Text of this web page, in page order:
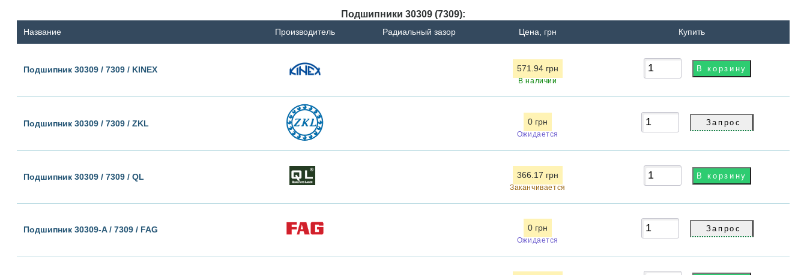
Подшипники 30309 (7309):
Название Производитель Радиальный зазор Цена, грн Купить
Подшипник 30309 / 7309 / KINEX 571.94 грн
В наличии
Подшипник 30309 / 7309 / ZKL 0 грн
Ожидается
Подшипник 30309 / 7309 / QL 366.17 грн
Заканчивается
Подшипник 30309-A / 7309 / FAG 0 грн
Ожидается